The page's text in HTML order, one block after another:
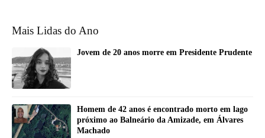
Mais Lidas do Ano
Jovem de 20 anos morre em Presidente Prudente
Homem de 42 anos é encontrado morto em lago
próximo ao Balneário da Amizade, em Álvares
Machado